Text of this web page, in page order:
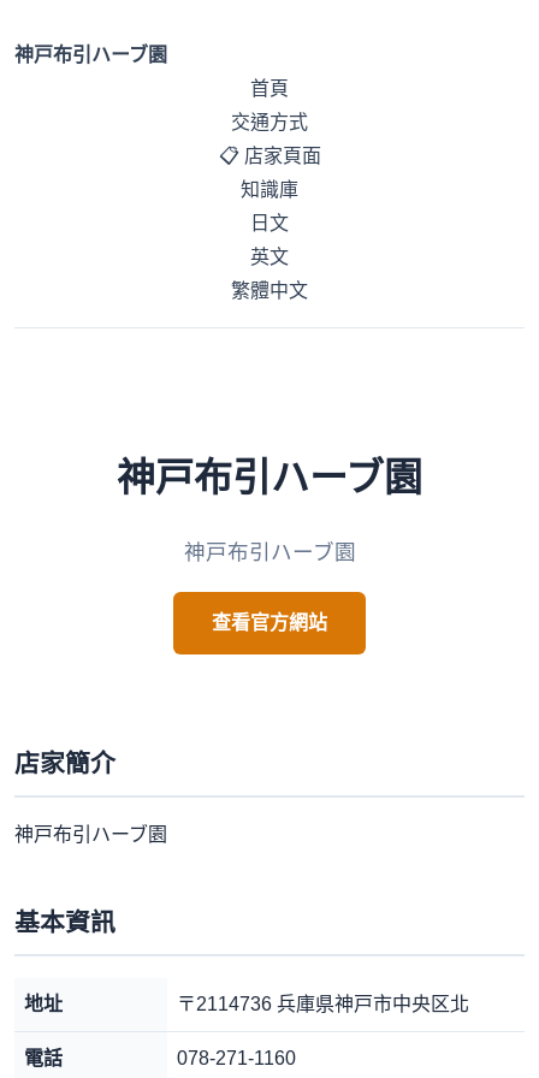
神戸布引ハーブ園
首頁
交通方式
📋 店家頁面
知識庫
日文
英文
繁體中文
神戸布引ハーブ園
神戸布引ハーブ園
查看官方網站
店家簡介
神戸布引ハーブ園
基本資訊
地址 〒2114736 兵庫県神戸市中央区北
電話 078-271-1160